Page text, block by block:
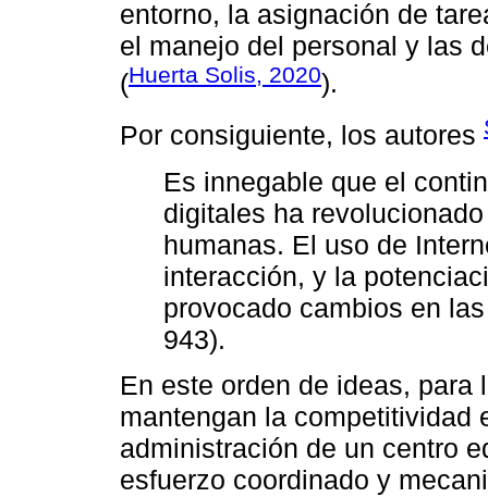
entorno, la asignación de
el manejo del personal y las
(Huerta Solis, 2020).
Por consiguiente, los autores
Es innegable que el
digitales ha
humanas. El uso de
interacción, y la
provocado cambios en
943).
En este orden de ideas,
mantengan la competitividad
administración de un centro
esfuerzo coordinado y